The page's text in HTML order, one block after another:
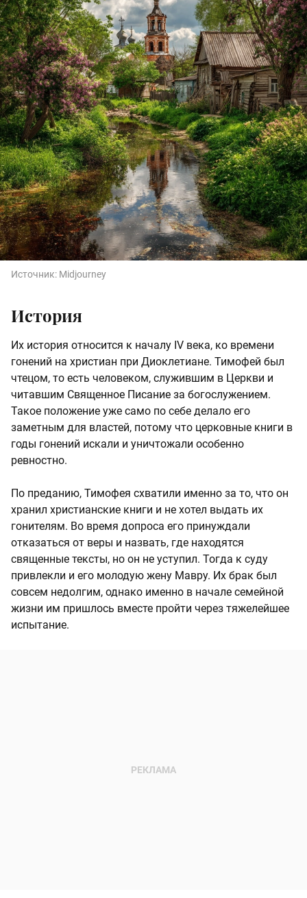
Источник: Midjourney
История
Их история относится к началу IV века, ко времени
гонений на христиан при Диоклетиане. Тимофей был
чтецом, то есть человеком, служившим в Церкви и
читавшим Священное Писание за богослужением.
Такое положение уже само по себе делало его
заметным для властей, потому что церковные книги в
годы гонений искали и уничтожали особенно
ревностно.
По преданию, Тимофея схватили именно за то, что он
хранил христианские книги и не хотел выдать их
гонителям. Во время допроса его принуждали
отказаться от веры и назвать, где находятся
священные тексты, но он не уступил. Тогда к суду
привлекли и его молодую жену Мавру. Их брак был
совсем недолгим, однако именно в начале семейной
жизни им пришлось вместе пройти через тяжелейшее
испытание.